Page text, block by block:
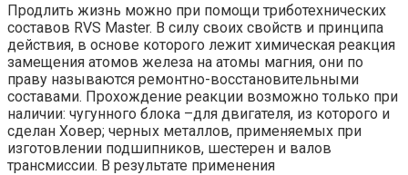
Продлить жизнь можно при помощи триботехнических
составов RVS Master. В силу своих свойств и принципа
действия, в основе которого лежит химическая реакция
замещения атомов железа на атомы магния, они по
праву называются ремонтно-восстановительными
составами. Прохождение реакции возможно только при
наличии: чугунного блока –для двигателя, из которого и
сделан Ховер; черных металлов, применяемых при
изготовлении подшипников, шестерен и валов
трансмиссии. В результате применения